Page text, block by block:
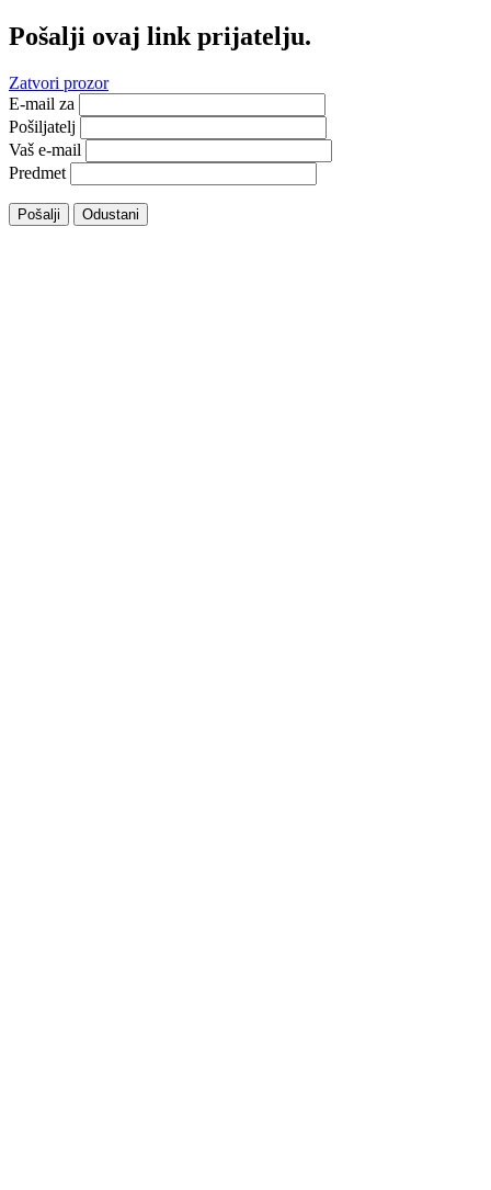
Pošalji ovaj link prijatelju.
Zatvori prozor
E-mail za
Pošiljatelj
Vaš e-mail
Predmet
Pošalji Odustani